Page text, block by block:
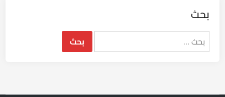
بحث
البحث
عن: